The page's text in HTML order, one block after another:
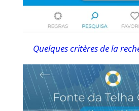
Quelques critères de la